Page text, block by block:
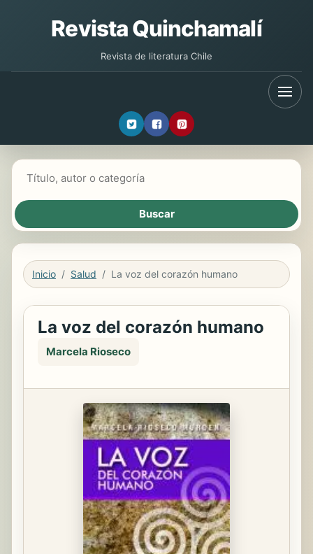
Revista Quinchamalí
Revista de literatura Chile
Inicio Salud La voz del corazón humano
La voz del corazón humano
Marcela Rioseco